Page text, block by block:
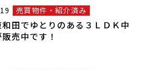
売買物件・紹介済み
田でゆとりのある３ＬＤＫ中
売中です！